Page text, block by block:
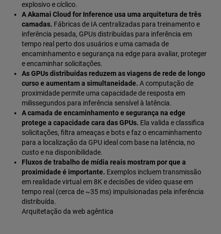
explosivo e cíclico.
A Akamai Cloud for Inference usa uma arquitetura de três
camadas. Fábricas de IA centralizadas para treinamento e
inferência pesada, GPUs distribuídas para inferência em
tempo real perto dos usuários e uma camada de
encaminhamento e segurança na edge para avaliar, proteger
e encaminhar solicitações.
As GPUs distribuídas reduzem as viagens de rede de longo
curso e aumentam a simultaneidade. A computação de
proximidade permite uma capacidade de resposta em
milissegundos para inferência sensível à latência.
A camada de encaminhamento e segurança na edge
protege a capacidade cara das GPUs. Ela valida e classifica
solicitações, filtra ameaças e bots e faz o encaminhamento
para a localização da GPU ideal com base na latência, no
custo e na disponibilidade.
Fluxos de trabalho de mídia reais mostram por que a
proximidade é importante. Exemplos incluem transmissão
em realidade virtual em 8K e decisões de vídeo quase em
tempo real (cerca de ~35 ms) impulsionadas pela inferência
distribuída.
Arquitetação da web agêntica